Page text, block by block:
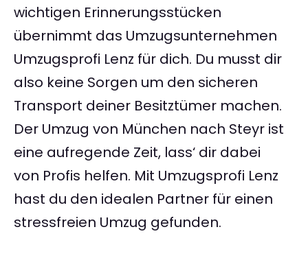
wichtigen Erinnerungsstücken
übernimmt das Umzugsunternehmen
Umzugsprofi Lenz für dich. Du musst dir
also keine Sorgen um den sicheren
Transport deiner Besitztümer machen.
Der Umzug von München nach Steyr ist
eine aufregende Zeit, lass‘ dir dabei
von Profis helfen. Mit Umzugsprofi Lenz
hast du den idealen Partner für einen
stressfreien Umzug gefunden.